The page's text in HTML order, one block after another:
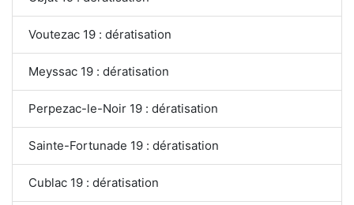
Voutezac 19 : dératisation
Meyssac 19 : dératisation
Perpezac-le-Noir 19 : dératisation
Sainte-Fortunade 19 : dératisation
Cublac 19 : dératisation